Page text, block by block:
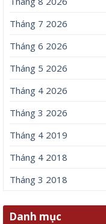
Tháng 7 2026
Tháng 6 2026
Tháng 5 2026
Tháng 4 2026
Tháng 3 2026
Tháng 4 2019
Tháng 4 2018
Tháng 3 2018
Danh mục